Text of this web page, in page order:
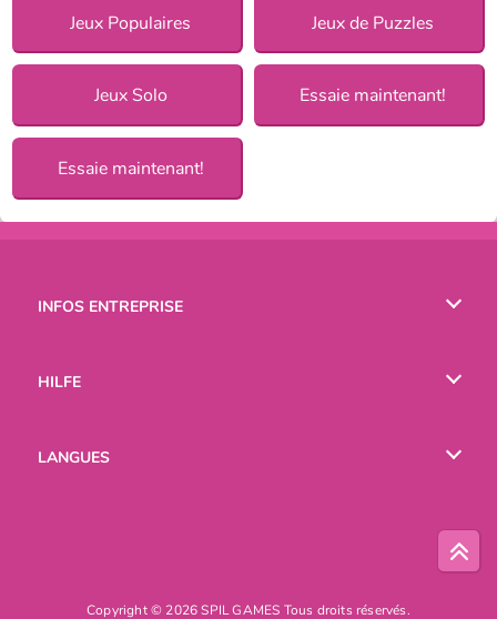
Jeux Populaires Jeux de Puzzles
Jeux Solo Essaie maintenant!
Essaie maintenant!
INFOS ENTREPRISE
HILFE
LANGUES
Copyright © 2026 SPIL GAMES Tous droits réservés.